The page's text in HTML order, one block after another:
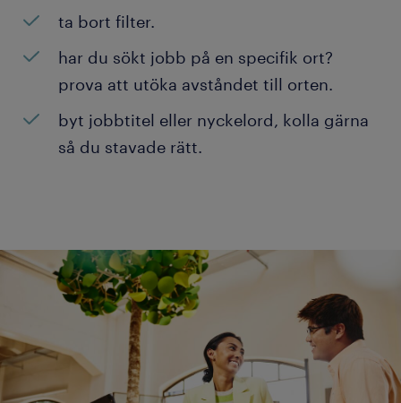
ta bort filter.
har du sökt jobb på en specifik ort?
prova att utöka avståndet till orten.
byt jobbtitel eller nyckelord, kolla gärna
så du stavade rätt.